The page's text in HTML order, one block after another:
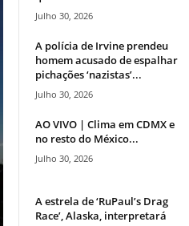
Julho 30, 2026
A polícia de Irvine prendeu
homem acusado de espalhar
pichações ‘nazistas’...
Julho 30, 2026
AO VIVO | Clima em CDMX e
no resto do México...
Julho 30, 2026
A estrela de ‘RuPaul’s Drag
Race’, Alaska, interpretará